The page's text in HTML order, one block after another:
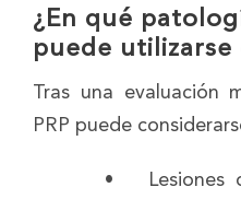
¿En qué
puede utilizarse
Tras una evaluación
PRP puede
• Lesiones